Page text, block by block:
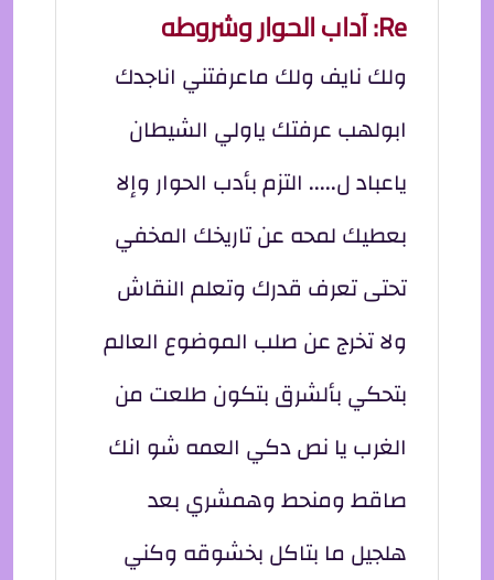
Re: آداب الحوار وشروطه
ولك نايف ولك ماعرفتني اناجدك
ابولهب عرفتك ياولي الشيطان
ياعباد ل..... التزم بأدب الحوار وإلا
بعطيك لمحه عن تاريخك المخفي
تحتى تعرف قدرك وتعلم النقاش
ولا تخرج عن صلب الموضوع العالم
بتحكي بألشرق بتكون طلعت من
الغرب يا نص دكي العمه شو انك
صاقط ومنحط وهمشري بعد
هلجيل ما بتاكل بخشوقه وكني